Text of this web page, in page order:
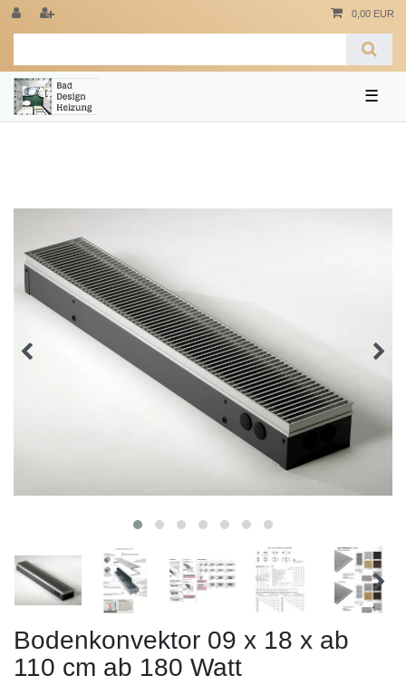
0,00 EUR
☰
Bodenkonvektor 09 x 18 x ab
110 cm ab 180 Watt